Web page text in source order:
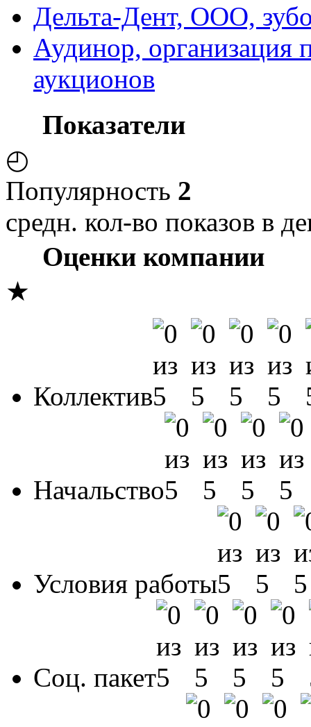
Дельта-Дент, ООО,
Аудинор, организация
аукционов
Показатели
◴
Популярность 2
средн. кол-во показов в
Оценки компании
★
Коллектив
Начальство
Условия работы
Соц. пакет